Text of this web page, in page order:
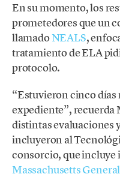
En su momento, los
prometedores que un
llamadoNEALS,
tratamiento de ELA
protocolo.
“Estuvieron cinco
expediente”, recuerda
distintas evaluaciones
incluyeron al
consorcio, que
Massachusetts